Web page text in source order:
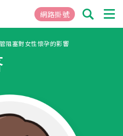
網路掛號
阻塞對女性懷孕的影響